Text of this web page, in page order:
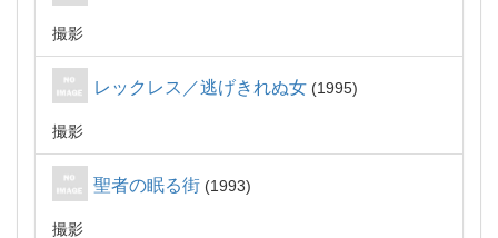
撮影
レックレス／逃げきれぬ女 1995
撮影
聖者の眠る街 1993
撮影